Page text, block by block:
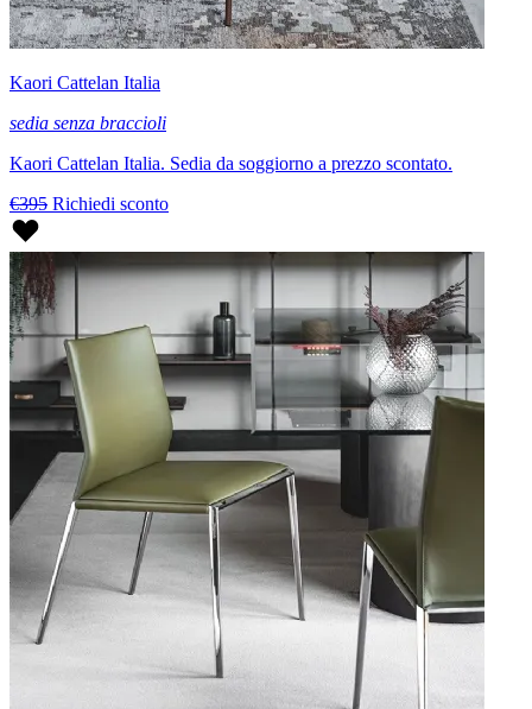
Kaori Cattelan Italia
sedia senza braccioli
Kaori Cattelan Italia. Sedia da soggiorno a prezzo scontato.
€395 Richiedi sconto